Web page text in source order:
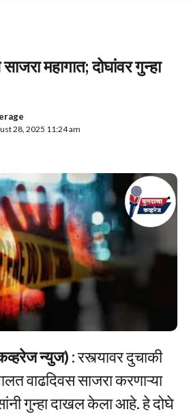
महागात; दोघांवर गुन्हा
28, 2025 11:24 am
न्युज) : रस्त्यावर दुचाकी
वाढदिवस साजरा करणाऱ्या
गुन्हा दाखल केला आहे. हे दोघे